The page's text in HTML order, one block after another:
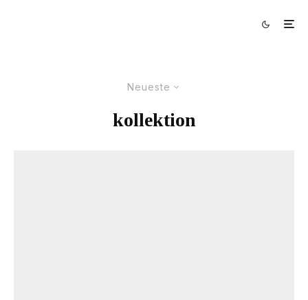
Neueste
kollektion